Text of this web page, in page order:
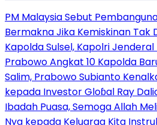
PM Malaysia Sebut
Bermakna Jika Kemiskinan Tak
Kapolda Sulsel, Kapolri Jenderal
Prabowo Angkat 10 Kapolda
Salim, Prabowo Subianto
kepada Investor Gloɓal Ray
Ibadah Puasa, Semoga Allah
Nya kepada Keluarga Kita